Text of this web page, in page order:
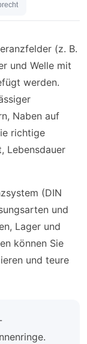
(z. B.
und Welle mit
werden.
Naben auf
richtige
Lebensdauer
(DIN
und
Lager und
können Sie
und teure